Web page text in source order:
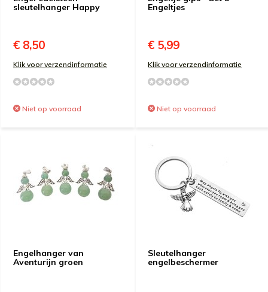
sleutelhanger Happy
€ 8,50
Klik voor verzendinformatie
Niet op voorraad
Engeltjes
€ 5,99
Klik voor verzendinformatie
Niet op voorraad
Engelhanger van
Aventurijn groen
Sleutelhanger
engelbeschermer